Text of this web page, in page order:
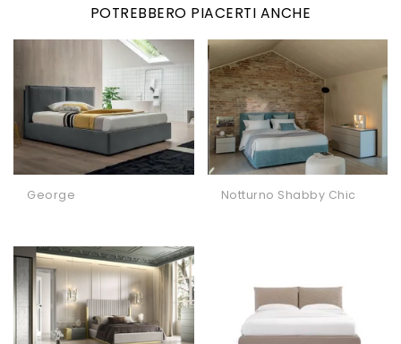
POTREBBERO PIACERTI ANCHE
George Notturno Shabby Chic